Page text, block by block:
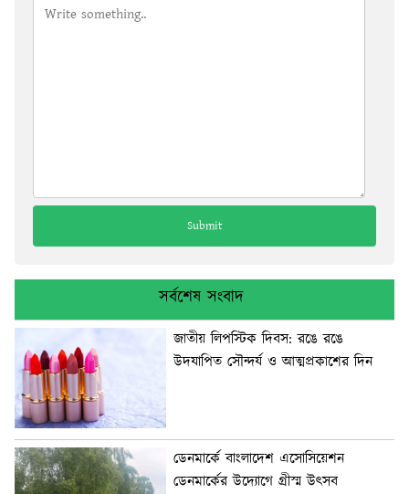
সর্বশেষ সংবাদ
জাতীয় লিপস্টিক দিবস: রঙে রঙে
উদযাপিত সৌন্দর্য ও আত্মপ্রকাশের দিন
ডেনমার্কে বাংলাদেশ এসোসিয়েশন
ডেনমার্কের উদ্যোগে গ্রীস্ম উৎসব